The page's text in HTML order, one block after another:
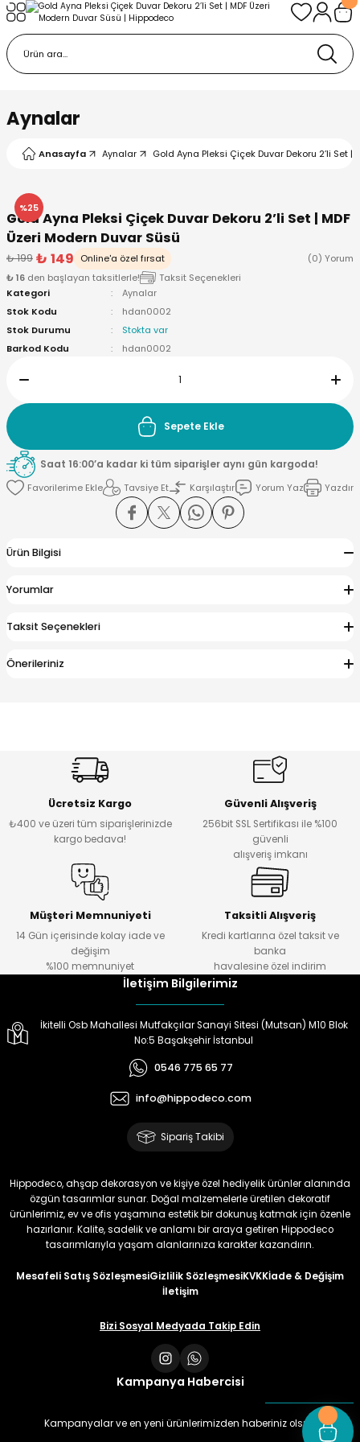
Aynalar
Anasayfa Aynalar Gold Ayna Pleksi Çiçek Duvar Dekoru 2’li Set |
%25
Gold Ayna Pleksi Çiçek Duvar Dekoru 2’li Set | MDF
Üzeri Modern Duvar Süsü
₺ 199 ₺ 149 Online'a özel fırsat
(0) Yorum
₺ 16 den başlayan taksitlerle!
Taksit Seçenekleri
Kategori
Aynalar
Stok Kodu
hdan0002
Stok Durumu
Stokta var
Barkod Kodu
hdan0002
Sepete Ekle
Saat 16:00’a kadar ki tüm siparişler aynı gün kargoda!
Tavsiye Et
Karşılaştır Yorum Yaz Yazdır
Ürün Bilgisi
Yorumlar
Taksit Seçenekleri
Önerileriniz
Ücretsiz Kargo
₺400 ve üzeri tüm siparişlerinizde
kargo bedava!
Güvenli Alışveriş
256bit SSL Sertifikası ile %100
güvenli
alışveriş imkanı
Müşteri Memnuniyeti
14 Gün içerisinde kolay iade ve
değişim
%100 memnuniyet
Taksitli Alışveriş
Kredi kartlarına özel taksit ve
banka
havalesine özel indirim
İletişim Bilgilerimiz
İkitelli Osb Mahallesi Mutfakçılar Sanayi Sitesi (Mutsan) M10 Blok
No:5 Başakşehir İstanbul
0546 775 65 77
info@hippodeco.com
Sipariş Takibi
Hippodeco, ahşap dekorasyon ve kişiye özel hediyelik ürünler alanında
özgün tasarımlar sunar. Doğal malzemelerle üretilen dekoratif
ürünlerimiz, ev ve ofis yaşamına estetik bir dokunuş katmak için özenle
hazırlanır. Kalite, sadelik ve anlamı bir araya getiren Hippodeco
tasarımlarıyla yaşam alanlarınıza karakter kazandırın.
Mesafeli Satış SözleşmesiGizlilik SözleşmesiKVKKİade & Değişim
İletişim
Bizi Sosyal Medyada Takip Edin
Kampanya Habercisi
Kampanyalar ve en yeni ürünlerimizden haberiniz olsun
Geri Dön
& Çerçeveler
Geri Dön
& Biblo
Geri Dön
& Hediyelikler